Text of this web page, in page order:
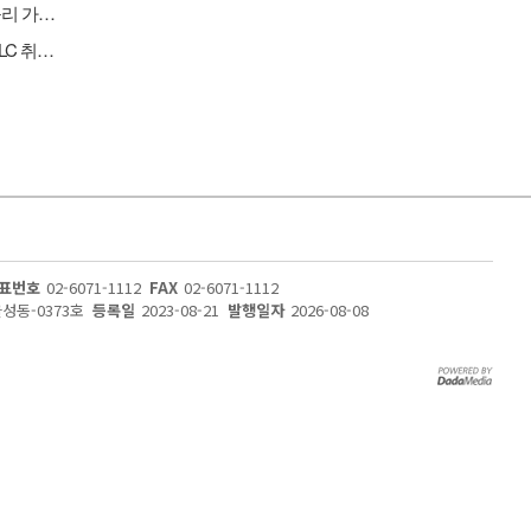
[원자재] 콩고민주공화국, 구리·코발트 정광 수출 금지…국제 구리 가격 강세 지속
[버핏 리포트] CJ ENM, 티빙 구독자/광고 성장·음악IP 고성장·MLC 취급고 성장으로 2Q 실적 선방 – NH
번호 02-6071-1112 FAX 02-6071-1112
동-0373호 등록일 2023-08-21 발행일자 2026-08-08